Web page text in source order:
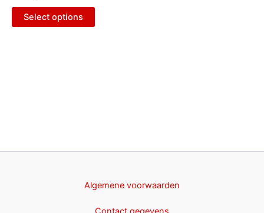
Select options
Algemene voorwaarden